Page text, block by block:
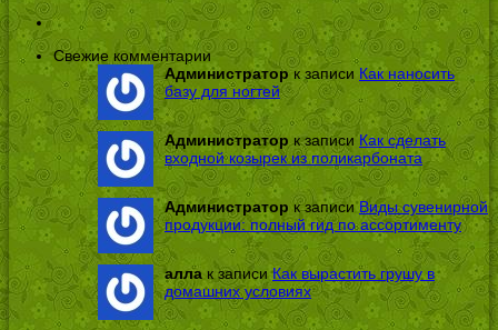
Свежие комментарии
Администраторк записи Как наносить
базу для ногтей
Администраторк записиКак сделать
входной козырек из поликарбоната
Администратор к записиВиды сувенирной
продукции: полный гид по ассортименту
алла к записиКак вырастить грушу в
домашних условиях